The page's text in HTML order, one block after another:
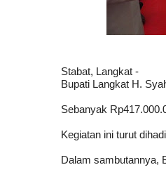
Stabat, Langkat -
Bupati Langkat H.
Sebanyak
Kegiatan ini turut
Dalam sambutannya,